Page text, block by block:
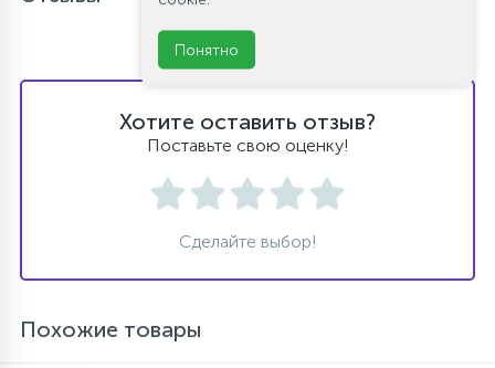
Хотите оставить отзыв?
Поставьте свою оценку!
Сделайте выбор!
Похожие товары
Понятно